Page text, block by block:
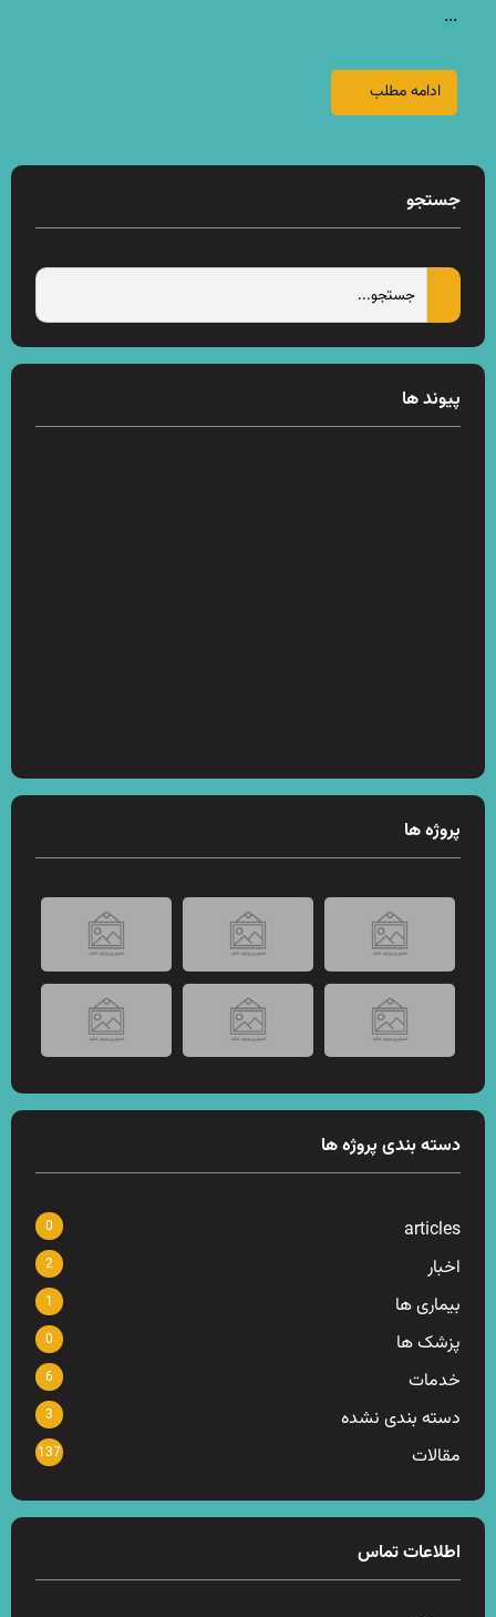
...
ادامه مطلب
جستجو
پیوند ها
پروژه ها
دسته بندی پروژه ها
articles
0
اخبار 2
بیماری ها 1
پزشک ها 0
خدمات 6
دسته بندی نشده 3
مقالات 137
اطلاعات تماس